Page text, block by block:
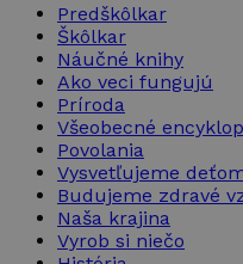
Predškôlkar
Škôlkar
Náučné knihy
Ako veci fungujú
Príroda
Všeobecné
Povolania
Vysvetľujeme
Budujeme zdravé
Naša krajina
Vyrob si niečo